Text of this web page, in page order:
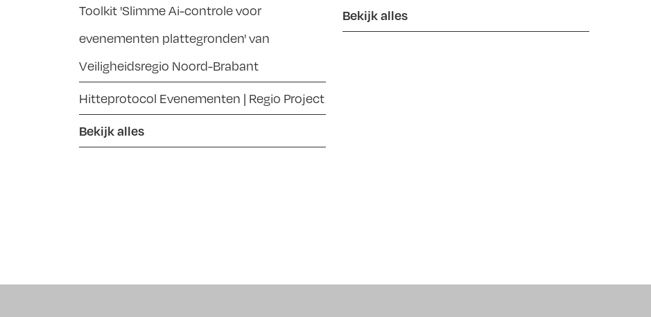
Toolkit 'Slimme Ai-controle voor
evenementen plattegronden' van
Veiligheidsregio Noord-Brabant
Hitteprotocol Evenementen | Regio Project
Bekijk alles
Bekijk alles